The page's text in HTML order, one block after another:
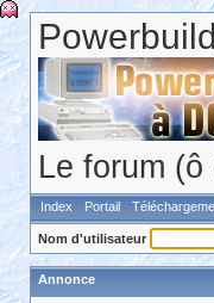
Le forum
Index Portail
Nom d'utilisateur
Annonce